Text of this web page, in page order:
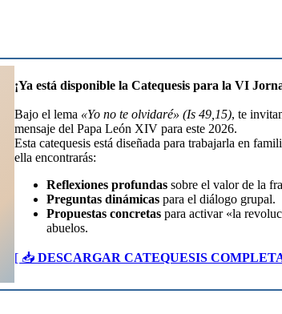
¡Ya está disponible la Catequesis para la VI
Bajo el lema «Yo no te olvidaré» (Is 49,15), te
mensaje del Papa León XIV para este 2026.
Esta catequesis está diseñada para trabajarla en
ella encontrarás:
Reflexiones profundas sobre el valor de la
Preguntas dinámicas para el diálogo grupal.
Propuestas concretas para activar «la
abuelos.
[ 📥 DESCARGAR CATEQUESIS